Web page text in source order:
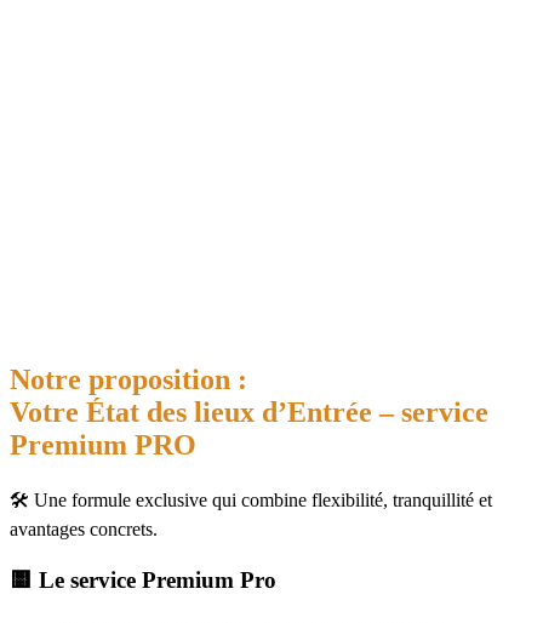
Notre proposition :
Votre État des lieux d’Entrée – service
Premium PRO
🛠️ Une formule exclusive qui combine flexibilité, tranquillité et
avantages concrets.
🟨 Le service Premium Pro